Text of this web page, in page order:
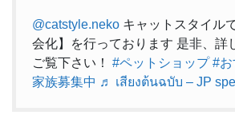
@catstyle.neko キャットスタイル
会化】を行っております 是非、詳
ご覧下さい！ #ペットショップ #お
家族募集中 ♬ เสียงต้นฉบับ – JP